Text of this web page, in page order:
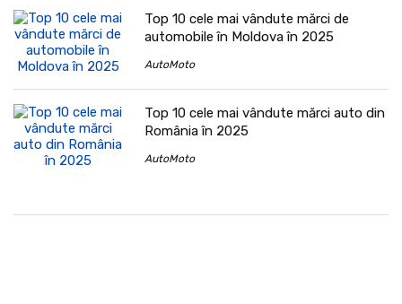
Top 10 cele mai vândute mărci de
automobile în Moldova în 2025
AutoMoto
Top 10 cele mai vândute mărci auto din
România în 2025
AutoMoto